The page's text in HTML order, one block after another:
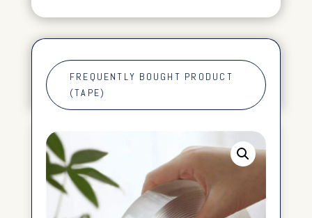
FREQUENTLY BOUGHT PRODUCT
(TAPE)